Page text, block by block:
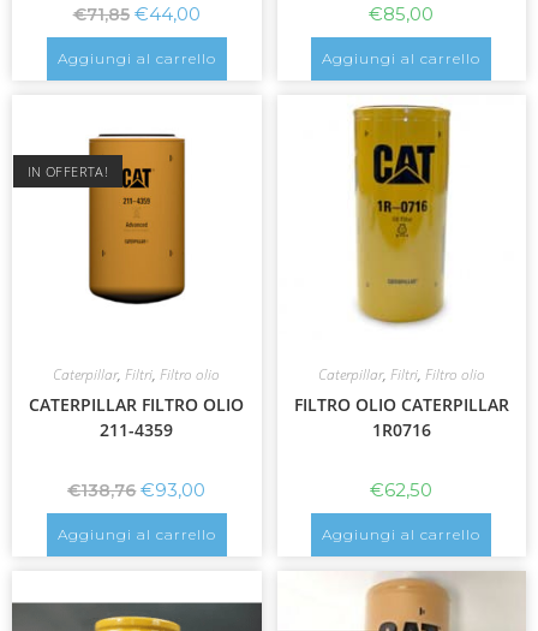
€71,85 €44,00
Aggiungi al carrello
€85,00
Aggiungi al carrello
IN OFFERTA!
Caterpillar,Filtri,Filtro olio
CATERPILLAR FILTRO OLIO
211-4359
€138,76 €93,00
Aggiungi al carrello
Caterpillar, Filtri, Filtro olio
FILTRO OLIO CATERPILLAR
1R0716
€62,50
Aggiungi al carrello